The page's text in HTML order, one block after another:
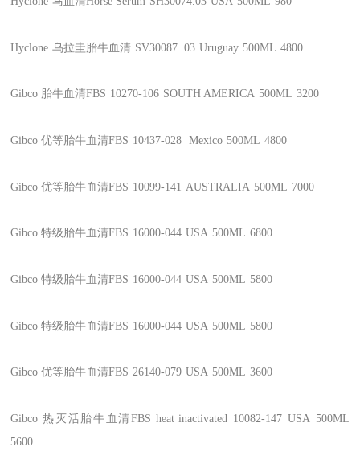
Hyclone 乌拉圭胎牛血清 SV30087. 03 Uruguay 500ML 4800
Gibco 胎牛血清FBS 10270-106 SOUTH AMERICA 500ML 3200
Gibco优等胎牛血清FBS 10437-028 Mexico 500ML 4800
Gibco优等胎牛血清FBS 10099-141 AUSTRALIA 500ML 7000
Gibco特级胎牛血清FBS 16000-044 USA 500ML 6800
Gibco特级胎牛血清FBS 16000-044 USA 500ML 5800
Gibco特级胎牛血清FBS 16000-044 USA 500ML 5800
Gibco优等胎牛血清FBS 26140-079 USA 500ML 3600
Gibco热灭活胎牛血清FBS heat inactivated 10082-147 USA 500ML
5600